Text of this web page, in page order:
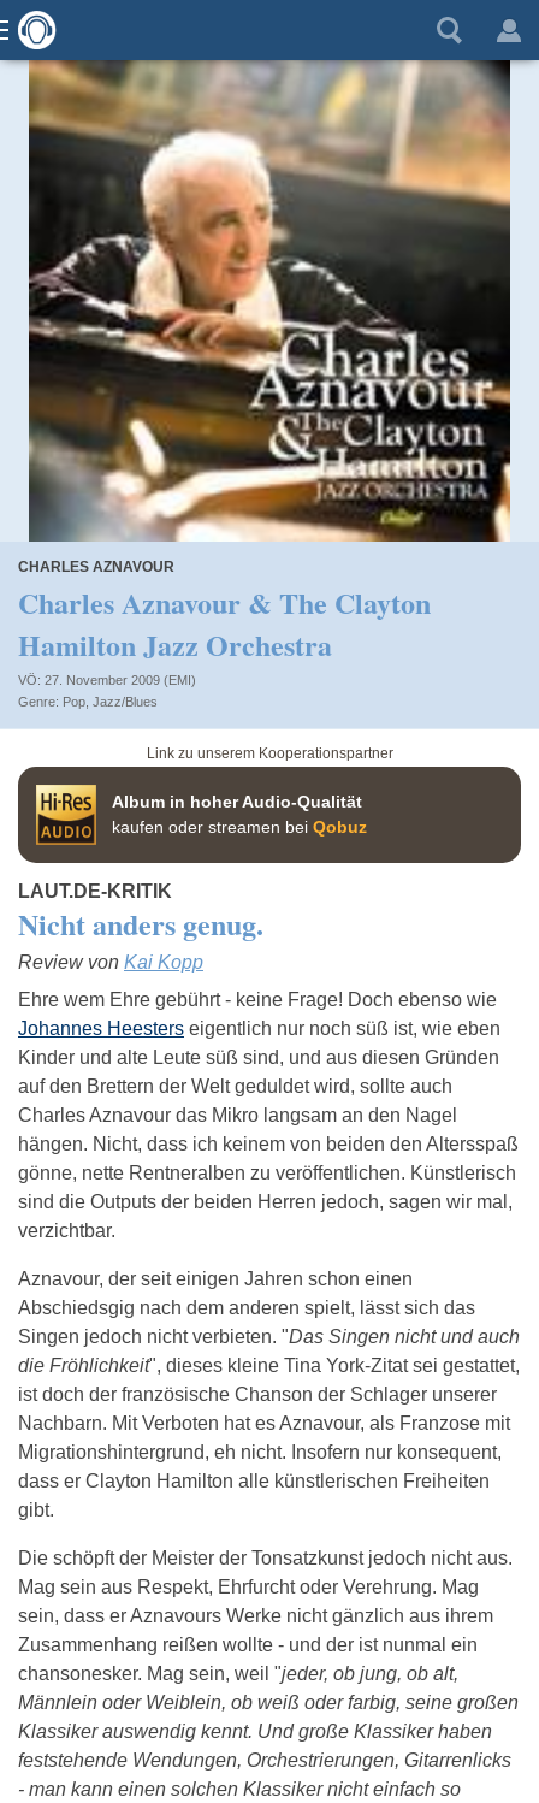
CHARLES AZNAVOUR
Charles Aznavour & The Clayton
Hamilton Jazz Orchestra
VÖ: 27. November 2009 (EMI)
Pop Jazz/Blues
Link zu unserem Kooperationspartner
Album in hoher Audio-Qualität
kaufen oder streamen bei Qobuz
LAUT.DE-KRITIK
Nicht anders genug.
Review von Kai Kopp
Ehre wem Ehre gebührt - keine Frage! Doch ebenso wie
Johannes Heesters eigentlich nur noch süß ist, wie eben
Kinder und alte Leute süß sind, und aus diesen Gründen
auf den Brettern der Welt geduldet wird, sollte auch
Charles Aznavour das Mikro langsam an den Nagel
hängen. Nicht, dass ich keinem von beiden den Altersspaß
gönne, nette Rentneralben zu veröffentlichen. Künstlerisch
sind die Outputs der beiden Herren jedoch, sagen wir mal,
verzichtbar.
Aznavour, der seit einigen Jahren schon einen
Abschiedsgig nach dem anderen spielt, lässt sich das
Singen jedoch nicht verbieten. "Das Singen nicht und auch
die Fröhlichkeit", dieses kleine Tina York-Zitat sei gestattet,
ist doch der französische Chanson der Schlager unserer
Nachbarn. Mit Verboten hat es Aznavour, als Franzose mit
Migrationshintergrund, eh nicht. Insofern nur konsequent,
dass er Clayton Hamilton alle künstlerischen Freiheiten
gibt.
Die schöpft der Meister der Tonsatzkunst jedoch nicht aus.
Mag sein aus Respekt, Ehrfurcht oder Verehrung. Mag
sein, dass er Aznavours Werke nicht gänzlich aus ihrem
Zusammenhang reißen wollte - und der ist nunmal ein
chansonesker. Mag sein, weil "jeder, ob jung, ob alt,
Männlein oder Weiblein, ob weiß oder farbig, seine großen
Klassiker auswendig kennt. Und große Klassiker haben
feststehende Wendungen, Orchestrierungen, Gitarrenlicks
- man kann einen solchen Klassiker nicht einfach so